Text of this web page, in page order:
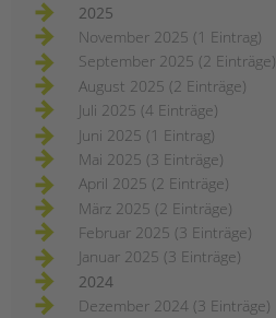
2025
November 2025 (1 Eintrag)
September 2025 (2 Einträge)
August 2025 (2 Einträge)
Juli 2025 (4 Einträge)
Juni 2025 (1 Eintrag)
Mai 2025 (3 Einträge)
April 2025 (2 Einträge)
März 2025 (2 Einträge)
Februar 2025 (3 Einträge)
Januar 2025 (3 Einträge)
2024
Dezember 2024 (3 Einträge)